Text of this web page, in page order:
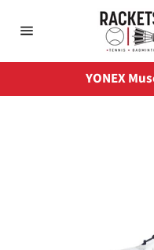
zum
Seitennavigation
YONEX